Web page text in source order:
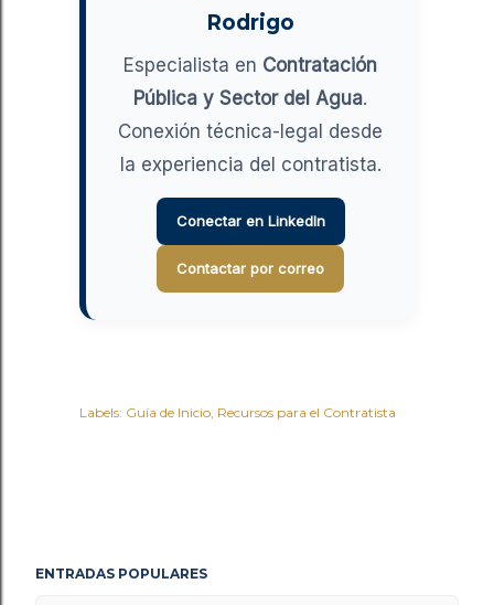
Rodrigo
Especialista en Contratación
Pública y Sector del Agua.
Conexión técnica-legal desde
la experiencia del contratista.
Conectar en LinkedIn
Contactar por correo
Labels: Guía de Inicio Recursos para el Contratista
ENTRADAS POPULARES